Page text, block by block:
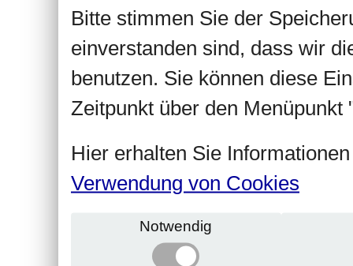
Bitte stimmen Sie der
einverstanden sind, dass wir
benutzen. Sie können diese
Zeitpunkt über den Menüpunkt
Hier erhalten Sie
Verwendung von Cookies
Notwendig